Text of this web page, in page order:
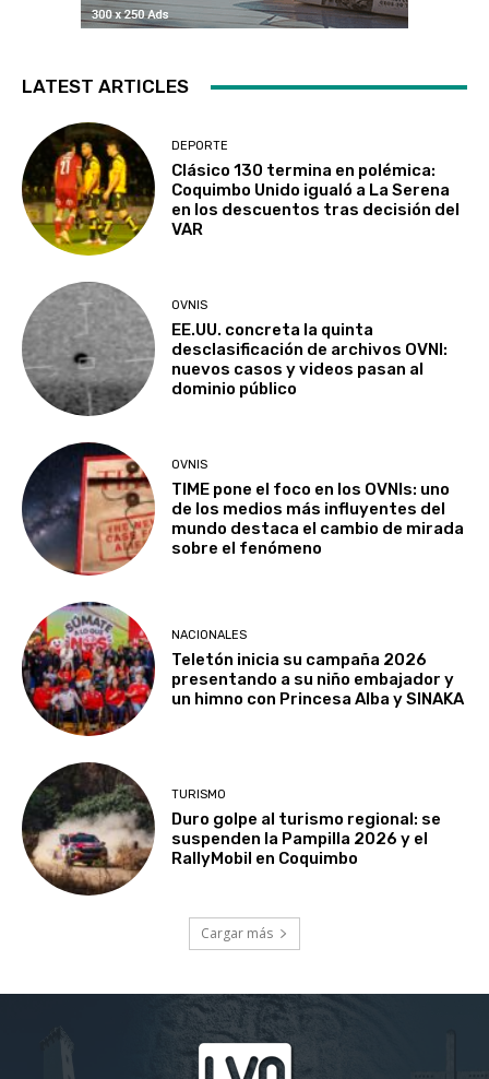
LATEST ARTICLES
DEPORTE
Clásico 130 termina en polémica:
Coquimbo Unido igualó a La Serena
en los descuentos tras decisión del
VAR
OVNIS
EE.UU. concreta la quinta
desclasificación de archivos OVNI:
nuevos casos y videos pasan al
dominio público
OVNIS
TIME pone el foco en los OVNIs: uno
de los medios más influyentes del
mundo destaca el cambio de mirada
sobre el fenómeno
NACIONALES
Teletón inicia su campaña 2026
presentando a su niño embajador y
un himno con Princesa Alba y SINAKA
TURISMO
Duro golpe al turismo regional: se
suspenden la Pampilla 2026 y el
RallyMobil en Coquimbo
Cargar más